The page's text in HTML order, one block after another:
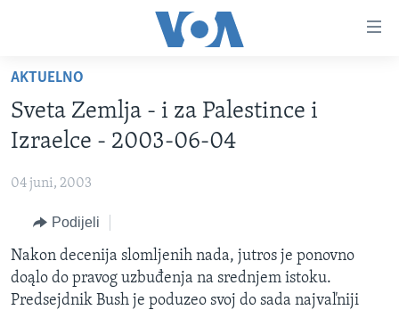
glavni
sadržaj
Pređi
na
glavnu
navigaciju
pretragu
VIJESTI
SJEDINJENE AMERIČKE DRŽAVE
BOSNA I HERCEGOVINA
SVIJET
NAUKA I TEHNOLOGIJA
SPECIJALNI PROJEKTI
KORUPCIJA
AKTUELNO
Sveta Zemlja - i za Palestince i
Izraelce - 2003-06-04
04 juni, 2003
Podijeli
Nakon decenija slomljenih nada, jutros je ponovno
doąlo do pravog uzbuđenja na srednjem istoku.
Predsejdnik Bush je poduzeo svoj do sada najvaľniji